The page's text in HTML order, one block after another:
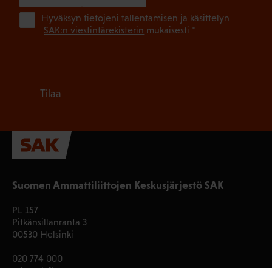
Suomen Ammattiliittojen Keskusjärjestö SAK
PL 157
Pitkänsillanranta 3
00530 Helsinki
020 774 000
Hyväksyn tietojeni tallentamisen ja käsittelyn
SAK:n viestintärekisterin mukaisesti *
Tilaa